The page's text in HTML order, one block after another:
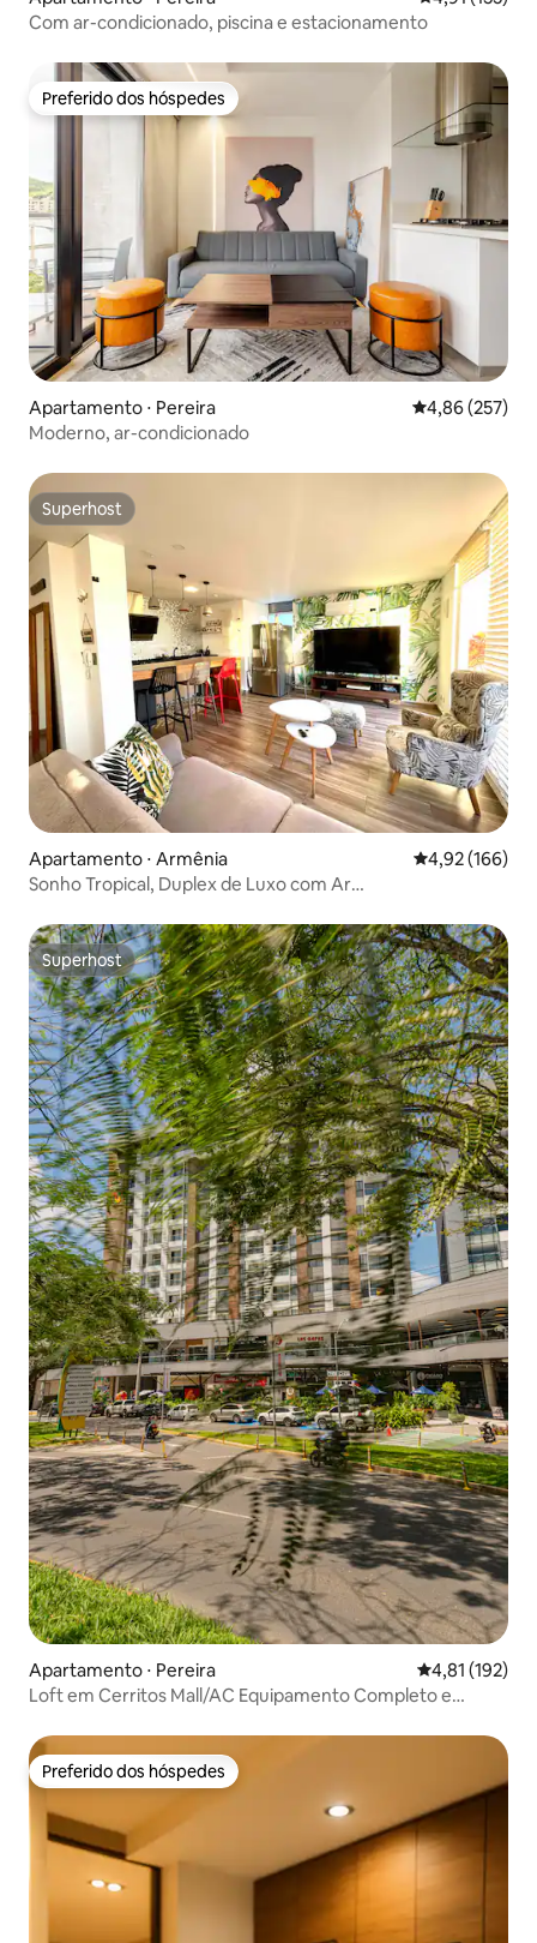
Com ar-condicionado, piscina e estacionamento
Preferido dos hóspedes
Preferido dos hóspedes
Apartamento ⋅ Pereira 4,86 de uma
4,86 (257)
Moderno, ar-condicionado
Superhost
Superhost
Apartamento ⋅ Armênia 4,92 de uma
4,92 (166)
Sonho Tropical, Duplex de Luxo com Ar
Superhost
Superhost
Apartamento ⋅ Pereira 4,81 de uma
4,81 (192)
Loft em Cerritos Mall/AC Equipamento Completo e
Preferido dos hóspedes
Preferido dos hóspedes